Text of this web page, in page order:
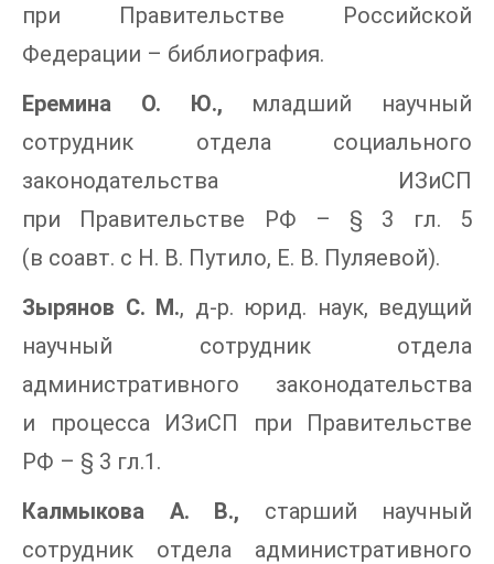
при Правительстве Российской
Федерации – библиография.
Еремина О. Ю., младший научный
сотрудник отдела социального
законодательства ИЗиСП
при Правительстве РФ – § 3 гл. 5
(в соавт. с Н. В. Путило, Е. В. Пуляевой).
Зырянов С. М., д-р. юрид. наук, ведущий
научный сотрудник отдела
административного законодательства
и процесса ИЗиСП при Правительстве
РФ – § 3 гл.1.
Калмыкова А. В., старший научный
сотрудник отдела административного